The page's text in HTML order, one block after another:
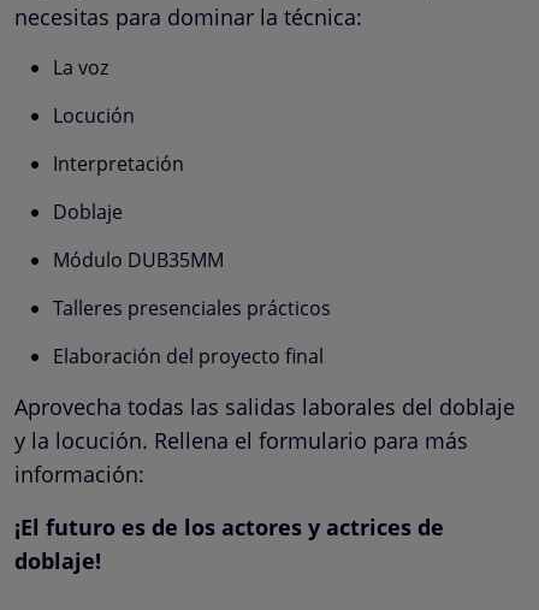
necesitas para dominar la técnica:
La voz
Locución
Interpretación
Doblaje
Módulo DUB35MM
Talleres presenciales prácticos
Elaboración del proyecto final
Aprovecha todas las salidas laborales del doblaje
y la locución. Rellena el formulario para más
información:
¡El futuro es de los actores y actrices de
doblaje!